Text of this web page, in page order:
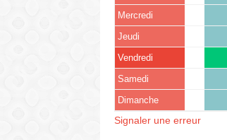
Mercredi
Jeudi
Vendredi
Samedi
Dimanche
Signaler une erreur